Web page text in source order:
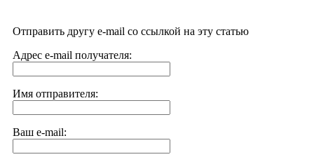
Отправить другу e-mail со ссылкой на эту статью
Адрес e-mail получателя:
Имя отправителя:
Ваш e-mail: